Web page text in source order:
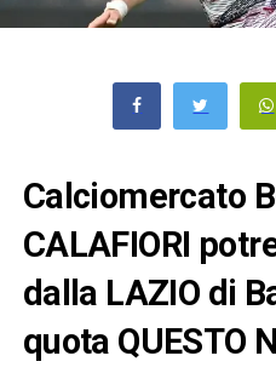
Calciomercato
CALAFIORI
dalla LAZIO di
quota QUESTO